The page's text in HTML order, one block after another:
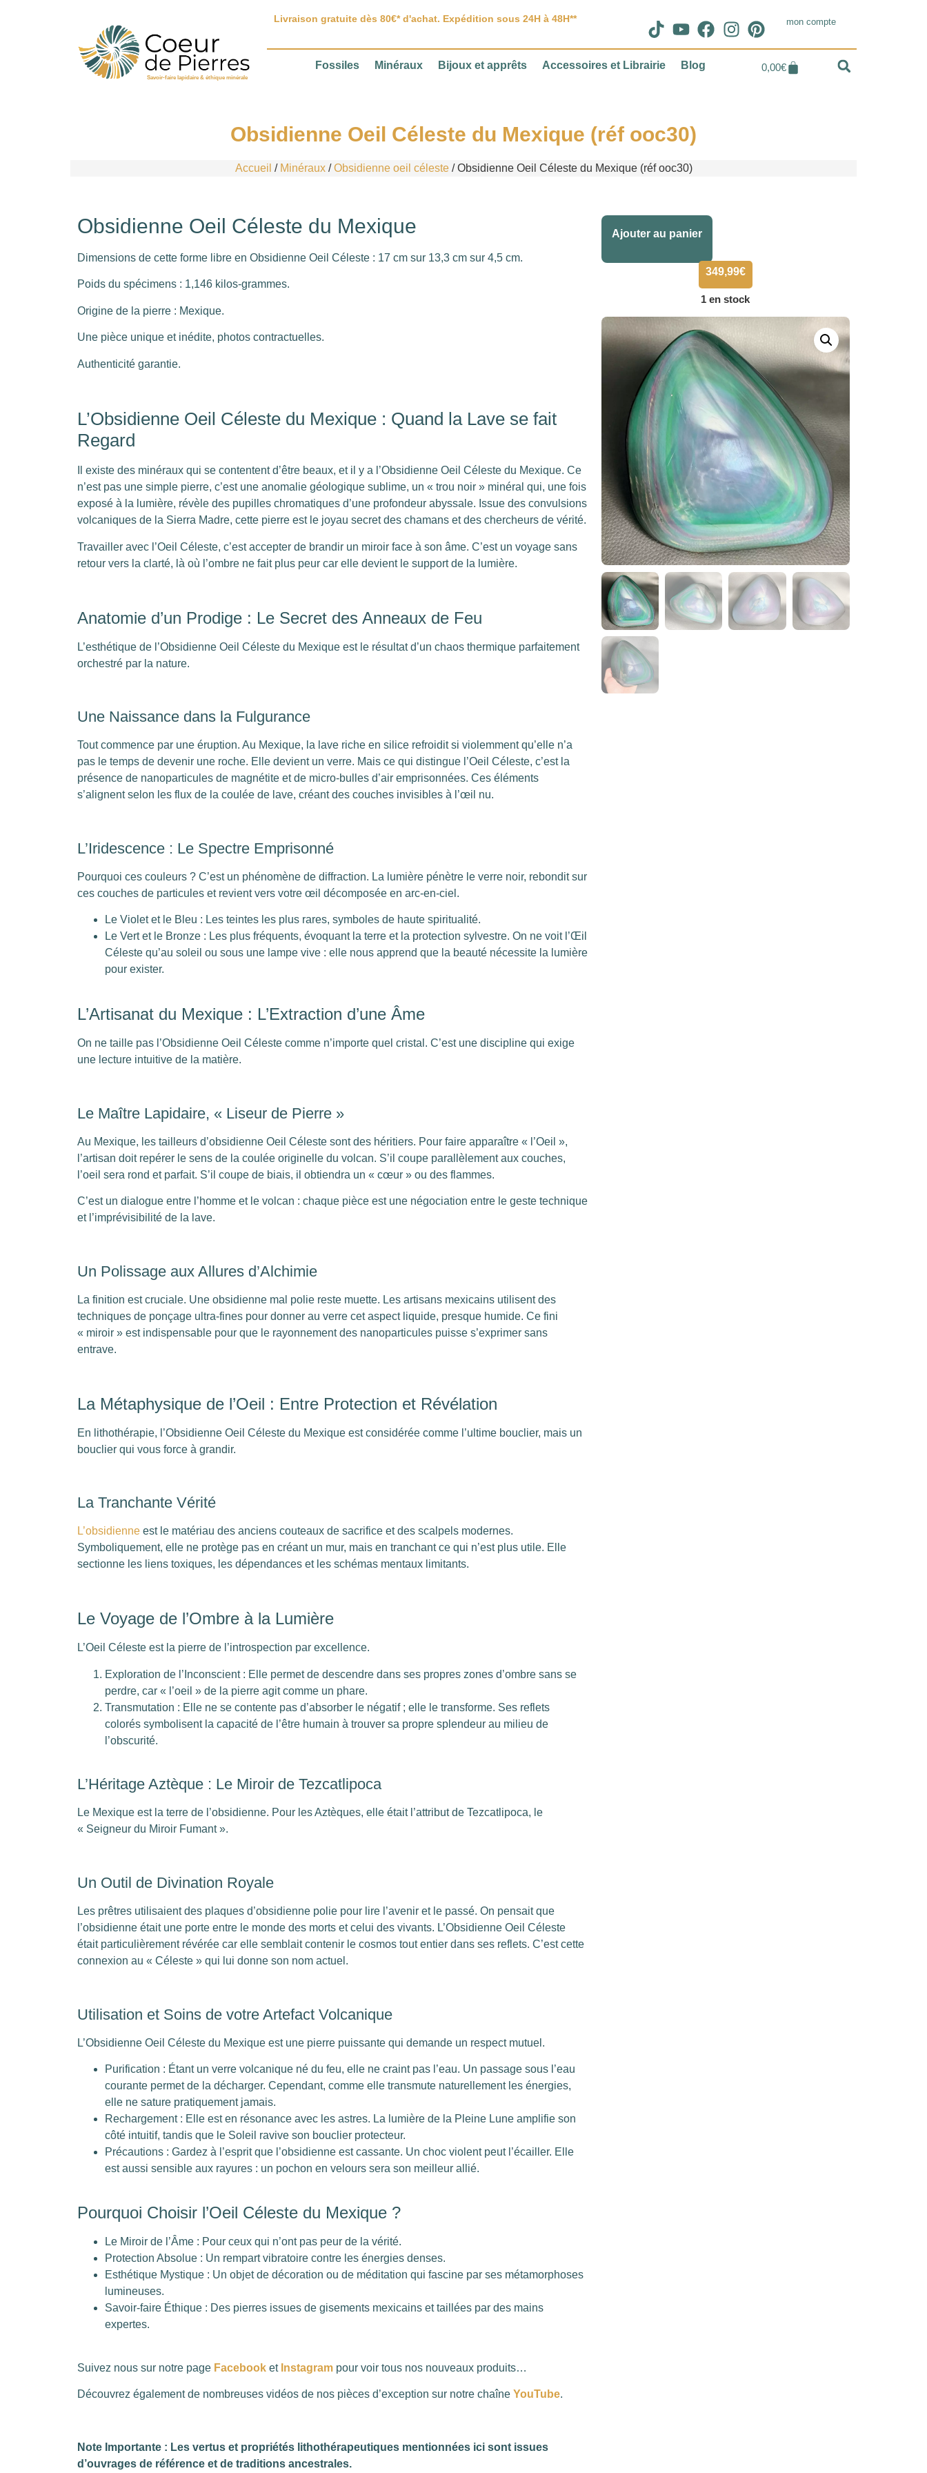
Savoir-faire lapidaire & éthique minérale
Livraison gratuite dès 80€* d'achat. Expédition sous 24H à 48H** mon compte
Fossiles Minéraux Bijoux et apprêts Accessoires et Librairie Blog 0,00€
Obsidienne Oeil Céleste du Mexique (réf ooc30)
Accueil / Minéraux/Obsidienne oeil céleste/ Obsidienne Oeil Céleste du Mexique (réf ooc30)
Obsidienne Oeil Céleste du Mexique
Dimensions de cette forme libre en Obsidienne Oeil Céleste : 17 cm sur 13,3 cm sur 4,5 cm.
Poids du spécimens : 1,146 kilos-grammes.
Origine de la pierre : Mexique.
Une pièce unique et inédite, photos contractuelles.
Authenticité garantie.
L’Obsidienne Oeil Céleste du Mexique : Quand la Lave se fait
Regard
Il existe des minéraux qui se contentent d’être beaux, et il y a l’Obsidienne Oeil Céleste du Mexique. Ce
n’est pas une simple pierre, c’est une anomalie géologique sublime, un « trou noir » minéral qui, une fois
exposé à la lumière, révèle des pupilles chromatiques d’une profondeur abyssale. Issue des convulsions
volcaniques de la Sierra Madre, cette pierre est le joyau secret des chamans et des chercheurs de vérité.
Travailler avec l’Oeil Céleste, c’est accepter de brandir un miroir face à son âme. C’est un voyage sans
retour vers la clarté, là où l’ombre ne fait plus peur car elle devient le support de la lumière.
Anatomie d’un Prodige : Le Secret des Anneaux de Feu
L’esthétique de l’Obsidienne Oeil Céleste du Mexique est le résultat d’un chaos thermique parfaitement
orchestré par la nature.
Une Naissance dans la Fulgurance
Tout commence par une éruption. Au Mexique, la lave riche en silice refroidit si violemment qu’elle n’a
pas le temps de devenir une roche. Elle devient un verre. Mais ce qui distingue l’Oeil Céleste, c’est la
présence de nanoparticules de magnétite et de micro-bulles d’air emprisonnées. Ces éléments
s’alignent selon les flux de la coulée de lave, créant des couches invisibles à l’œil nu.
L’Iridescence : Le Spectre Emprisonné
Pourquoi ces couleurs ? C’est un phénomène de diffraction. La lumière pénètre le verre noir, rebondit sur
ces couches de particules et revient vers votre œil décomposée en arc-en-ciel.
Le Violet et le Bleu : Les teintes les plus rares, symboles de haute spiritualité.
Le Vert et le Bronze : Les plus fréquents, évoquant la terre et la protection sylvestre. On ne voit l’Œil
Céleste qu’au soleil ou sous une lampe vive : elle nous apprend que la beauté nécessite la lumière
pour exister.
L’Artisanat du Mexique : L’Extraction d’une Âme
On ne taille pas l’Obsidienne Oeil Céleste comme n’importe quel cristal. C’est une discipline qui exige
une lecture intuitive de la matière.
Le Maître Lapidaire, « Liseur de Pierre »
Au Mexique, les tailleurs d’obsidienne Oeil Céleste sont des héritiers. Pour faire apparaître « l’Oeil »,
l’artisan doit repérer le sens de la coulée originelle du volcan. S’il coupe parallèlement aux couches,
l’oeil sera rond et parfait. S’il coupe de biais, il obtiendra un « cœur » ou des flammes.
C’est un dialogue entre l’homme et le volcan : chaque pièce est une négociation entre le geste technique
et l’imprévisibilité de la lave.
Un Polissage aux Allures d’Alchimie
La finition est cruciale. Une obsidienne mal polie reste muette. Les artisans mexicains utilisent des
techniques de ponçage ultra-fines pour donner au verre cet aspect liquide, presque humide. Ce fini
« miroir » est indispensable pour que le rayonnement des nanoparticules puisse s’exprimer sans
entrave.
La Métaphysique de l’Oeil : Entre Protection et Révélation
En lithothérapie, l’Obsidienne Oeil Céleste du Mexique est considérée comme l’ultime bouclier, mais un
bouclier qui vous force à grandir.
La Tranchante Vérité
L’obsidienne est le matériau des anciens couteaux de sacrifice et des scalpels modernes.
Symboliquement, elle ne protège pas en créant un mur, mais en tranchant ce qui n’est plus utile. Elle
sectionne les liens toxiques, les dépendances et les schémas mentaux limitants.
Le Voyage de l’Ombre à la Lumière
L’Oeil Céleste est la pierre de l’introspection par excellence.
Exploration de l’Inconscient : Elle permet de descendre dans ses propres zones d’ombre sans se
perdre, car « l’oeil » de la pierre agit comme un phare.
Transmutation : Elle ne se contente pas d’absorber le négatif ; elle le transforme. Ses reflets
colorés symbolisent la capacité de l’être humain à trouver sa propre splendeur au milieu de
l’obscurité.
L’Héritage Aztèque : Le Miroir de Tezcatlipoca
Le Mexique est la terre de l’obsidienne. Pour les Aztèques, elle était l’attribut de Tezcatlipoca, le
« Seigneur du Miroir Fumant ».
Un Outil de Divination Royale
Les prêtres utilisaient des plaques d’obsidienne polie pour lire l’avenir et le passé. On pensait que
l’obsidienne était une porte entre le monde des morts et celui des vivants. L’Obsidienne Oeil Céleste
était particulièrement révérée car elle semblait contenir le cosmos tout entier dans ses reflets. C’est cette
connexion au « Céleste » qui lui donne son nom actuel.
Utilisation et Soins de votre Artefact Volcanique
L’Obsidienne Oeil Céleste du Mexique est une pierre puissante qui demande un respect mutuel.
Purification : Étant un verre volcanique né du feu, elle ne craint pas l’eau. Un passage sous l’eau
courante permet de la décharger. Cependant, comme elle transmute naturellement les énergies,
elle ne sature pratiquement jamais.
Rechargement : Elle est en résonance avec les astres. La lumière de la Pleine Lune amplifie son
côté intuitif, tandis que le Soleil ravive son bouclier protecteur.
Précautions : Gardez à l’esprit que l’obsidienne est cassante. Un choc violent peut l’écailler. Elle
est aussi sensible aux rayures : un pochon en velours sera son meilleur allié.
Pourquoi Choisir l’Oeil Céleste du Mexique ?
Le Miroir de l’Âme : Pour ceux qui n’ont pas peur de la vérité.
Protection Absolue : Un rempart vibratoire contre les énergies denses.
Esthétique Mystique : Un objet de décoration ou de méditation qui fascine par ses métamorphoses
lumineuses.
Savoir-faire Éthique : Des pierres issues de gisements mexicains et taillées par des mains
expertes.
Suivez nous sur notre page Facebook et Instagram pour voir tous nos nouveaux produits…
Découvrez également de nombreuses vidéos de nos pièces d’exception sur notre chaîne YouTube.
Note Importante : Les vertus et propriétés lithothérapeutiques mentionnées ici sont issues
d’ouvrages de référence et de traditions ancestrales.
349,99€
1 en stock
Ajouter au panier
Alternative: